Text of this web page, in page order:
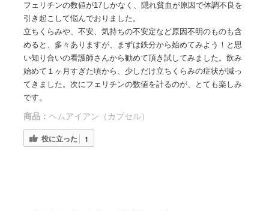
フェリチンの数値が17しかなく、隠れ貧血が原因で体調不良を
引き起こして悩んでおりました。
立ちくらみや、不安、気持ちの不安定など原因不明のものも含
めると、多々ありますが、まずは鉄分から始めてみよう！と思
い知り合いの看護師さんから勧めて頂き試してみました。飲み
始めて１ヶ月すぎた頃から、少しだけ立ちくらみの症状が減っ
てきました。次にフェリチンの数値を計るのが、とても楽しみ
です。
商品： ヘムアイアン（カプセル）
役に立った 1